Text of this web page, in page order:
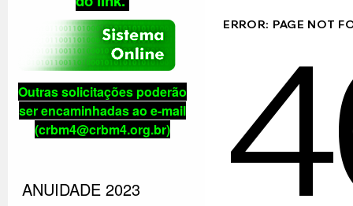
Outras solicitações poderão
ser encaminhadas ao e-mail
(crbm4@crbm4.org.br)
ANUIDADE 2023